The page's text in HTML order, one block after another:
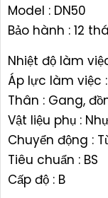
Model : DN50
Bảo hành : 12
Nhiệt độ làm
Áp lực làm việc :
Thân : Gang,
Vật liệu phụ :
Chuyển động :
Tiêu chuẩn : BS
Cấp độ : B